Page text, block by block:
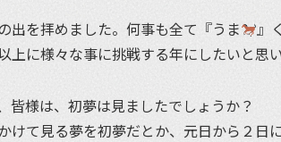
出を拝めました。何事も全て『うま
』
上に様々な事に挑戦する年にしたいと思い
皆様は、初夢は見ましたでしょうか？
けて見る夢を初夢だとか、元日から２日